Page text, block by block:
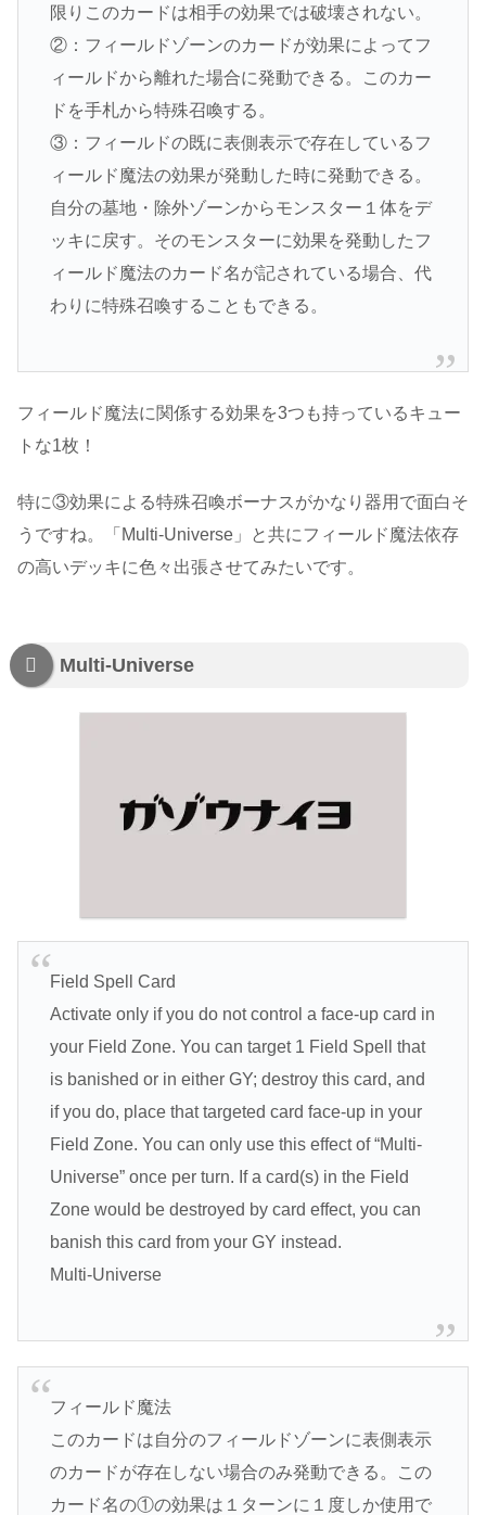
限りこのカードは相手の効果では破壊されない。
②：フィールドゾーンのカードが効果によってフ
ィールドから離れた場合に発動できる。このカー
ドを手札から特殊召喚する。
③：フィールドの既に表側表示で存在しているフ
ィールド魔法の効果が発動した時に発動できる。
自分の墓地・除外ゾーンからモンスター１体をデ
ッキに戻す。そのモンスターに効果を発動したフ
ィールド魔法のカード名が記されている場合、代
わりに特殊召喚することもできる。
フィールド魔法に関係する効果を3つも持っているキュー
トな1枚！
特に③効果による特殊召喚ボーナスがかなり器用で面白そ
うですね。「Multi-Universe」と共にフィールド魔法依存
の高いデッキに色々出張させてみたいです。
Multi-Universe
Field Spell Card
Activate only if you do not control a face-up card in
your Field Zone. You can target 1 Field Spell that
is banished or in either GY; destroy this card, and
if you do, place that targeted card face-up in your
Field Zone. You can only use this effect of “Multi-
Universe” once per turn. If a card(s) in the Field
Zone would be destroyed by card effect, you can
banish this card from your GY instead.
Multi-Universe
フィールド魔法
このカードは自分のフィールドゾーンに表側表示
のカードが存在しない場合のみ発動できる。この
カード名の①の効果は１ターンに１度しか使用で